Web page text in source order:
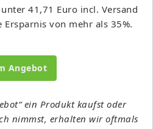
41,71 Euro incl. Versand
Ersparnis von mehr als 35%.
Angebot
ein Produkt kaufst oder
nimmst, erhalten wir oftmals